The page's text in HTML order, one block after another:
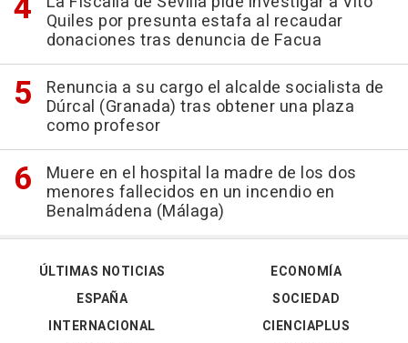
Quiles por presunta estafa al recaudar
donaciones tras denuncia de Facua
Renuncia a su cargo el alcalde socialista de
Dúrcal (Granada) tras obtener una plaza
como profesor
Muere en el hospital la madre de los dos
menores fallecidos en un incendio en
Benalmádena (Málaga)
ÚLTIMAS NOTICIAS
ESPAÑA
INTERNACIONAL
ECONOMÍA
SOCIEDAD
CIENCIAPLUS